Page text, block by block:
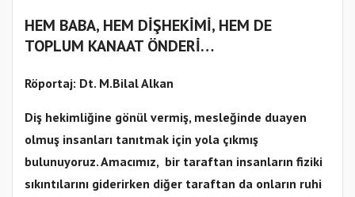
HEM BABA, HEM DİŞHEKİMİ, HEM DE
TOPLUM KANAAT ÖNDERİ…
Röportaj: Dt. M.Bilal Alkan
Diş hekimliğine gönül vermiş, mesleğinde duayen
olmuş insanları tanıtmak için yola çıkmış
bulunuyoruz. Amacımız, bir taraftan insanların fiziki
sıkıntılarını giderirken diğer taraftan da onların ruhi